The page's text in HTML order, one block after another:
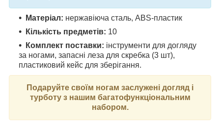
Матеріал: нержавіюча сталь, ABS-пластик
Кількість предметів: 10
Комплект поставки: інструменти для догляду
за ногами, запасні леза для скребка (3 шт),
пластиковий кейс для зберігання.
Подаруйте своїм ногам заслужені догляд і
турботу з нашим багатофункціональним
набором.